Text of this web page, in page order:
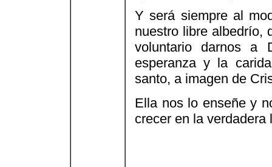
Y será siempre al
nuestro libre albedrío,
voluntario darnos
esperanza y la
santo, a imagen de
Ella nos lo enseñe y
crecer en la verdadera